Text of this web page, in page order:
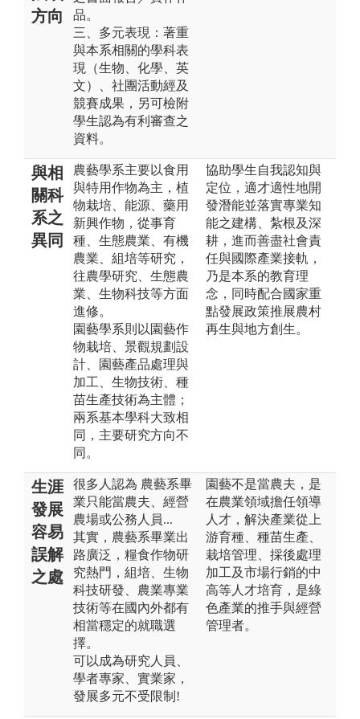
方向
品。
三、多元表現：著重
與本系相關的學科表
現（生物、化學、英
文）、社團活動經及
競賽成果，另可檢附
學生認為有利審查之
資料。
與相
關科
系之
異同
農藝學系主要以食用
與特用作物為主，植
物栽培、能源、藥用
新興作物，從事育
種、生態農業、有機
農業、組培等研究，
往農學研究、生態農
業、生物科技等方面
進修。
園藝學系則以園藝作
物栽培、景觀規劃設
計、園藝產品處理與
加工、生物技術、種
苗生產技術為主體；
兩系基本學科大致相
同，主要研究方向不
同。
協助學生自我認知與
定位，適才適性地開
發潛能並落實專業知
能之建構、紮根及深
耕，進而善盡社會責
任與國際產業接軌，
乃是本系的教育理
念，同時配合國家重
點發展政策推展農村
再生與地方創生。
生涯
發展
容易
誤解
之處
很多人認為 農藝系畢
業只能當農夫、經營
農場或公務人員...
其實，農藝系畢業出
路廣泛，糧食作物研
究熱門，組培、生物
科技研發、農業專業
技術等在國內外都有
相當穩定的就職選
擇。
可以成為研究人員、
學者專家、實業家，
發展多元不受限制!
園藝不是當農夫，是
在農業領域擔任領導
人才，解決產業從上
游育種、種苗生產、
栽培管理、採後處理
加工及市場行銷的中
高等人才培育，是綠
色產業的推手與經營
管理者。